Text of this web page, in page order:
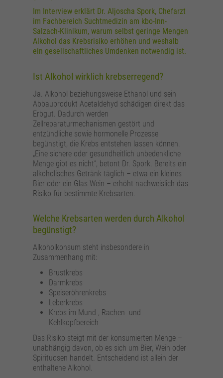
Im Interview erklärt Dr. Aljoscha Spork, Chefarzt
im Fachbereich Suchtmedizin am kbo-Inn-
Salzach-Klinikum, warum selbst geringe Mengen
Alkohol das Krebsrisiko erhöhen und weshalb
ein gesellschaftliches Umdenken notwendig ist.
Ist Alkohol wirklich krebserregend?
Ja. Alkohol beziehungsweise Ethanol und sein
Abbauprodukt Acetaldehyd schädigen direkt das
Erbgut. Dadurch werden
Zellreparaturmechanismen gestört und
entzündliche sowie hormonelle Prozesse
begünstigt, die Krebs entstehen lassen können.
„Eine sichere oder gesundheitlich unbedenkliche
Menge gibt es nicht“, betont Dr. Spork. Bereits ein
alkoholisches Getränk täglich – etwa ein kleines
Bier oder ein Glas Wein – erhöht nachweislich das
Risiko für bestimmte Krebsarten.
Welche Krebsarten werden durch Alkohol
begünstigt?
Alkoholkonsum steht insbesondere in
Zusammenhang mit:
Brustkrebs
Darmkrebs
Speiseröhrenkrebs
Leberkrebs
Krebs im Mund-, Rachen- und
Kehlkopfbereich
Das Risiko steigt mit der konsumierten Menge –
unabhängig davon, ob es sich um Bier, Wein oder
Spirituosen handelt. Entscheidend ist allein der
enthaltene Alkohol.
Zweck
zusätzliche Informationen anzubieten.